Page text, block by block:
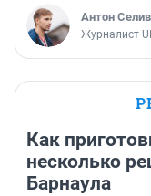
Антон
Журналист
Как
несколько
Барнаула